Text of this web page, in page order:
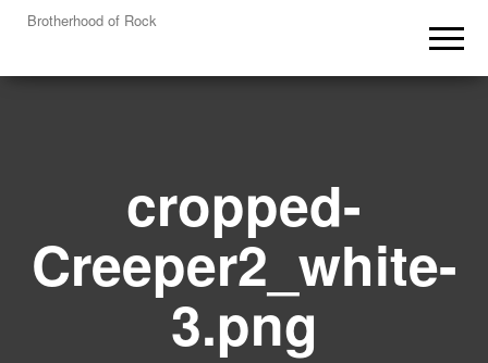
Brotherhood of Rock
cropped-
Creeper2_white-
3.png